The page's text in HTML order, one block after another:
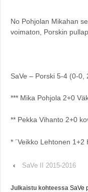
No Pohjolan Mikahan
voimaton, Porskin
SaVe – Porski 5-4 (0-0,
*** Mika Pohjola 2+0
** Pekka Vihanto 2+0
* ´Veikko Lehtonen
‹ SaVe II 2015-2016
Julkaistu kohteessa SaVe